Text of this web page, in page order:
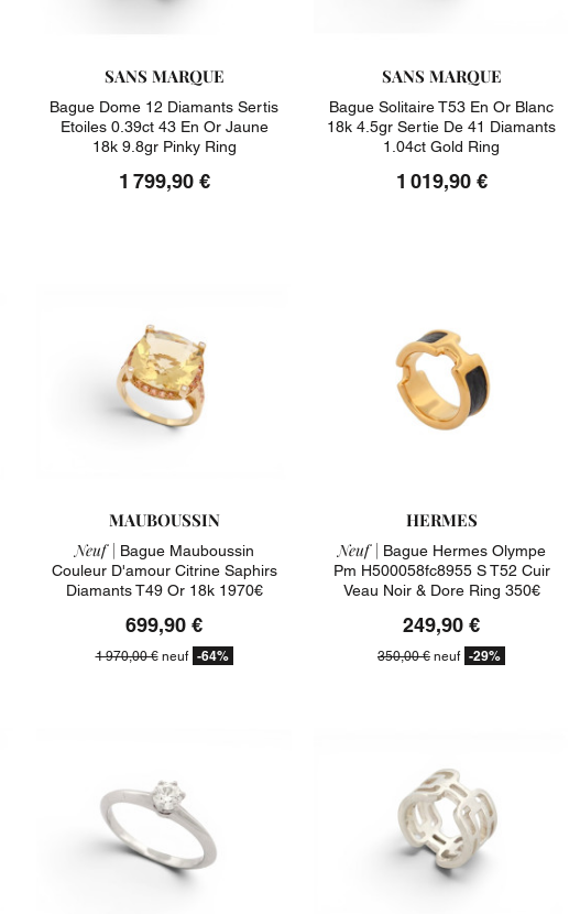
SANS MARQUE
Bague Dome 12 Diamants Sertis
Etoiles 0.39ct 43 En Or Jaune
18k 9.8gr Pinky Ring
1 799,90 €
SANS MARQUE
Bague Solitaire T53 En Or Blanc
18k 4.5gr Sertie De 41 Diamants
1.04ct Gold Ring
1 019,90 €
MAUBOUSSIN
Neuf | Bague Mauboussin
Couleur D'amour Citrine Saphirs
Diamants T49 Or 18k 1970€
699,90 €
1 970,00 €neuf -64%
HERMES
Neuf | Bague Hermes Olympe
Pm H500058fc8955 S T52 Cuir
Veau Noir & Dore Ring 350€
249,90 €
350,00 € neuf -29%